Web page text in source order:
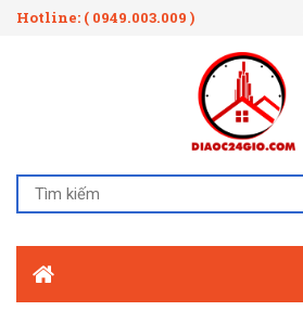
Hotline: ( 0949.003.009 )